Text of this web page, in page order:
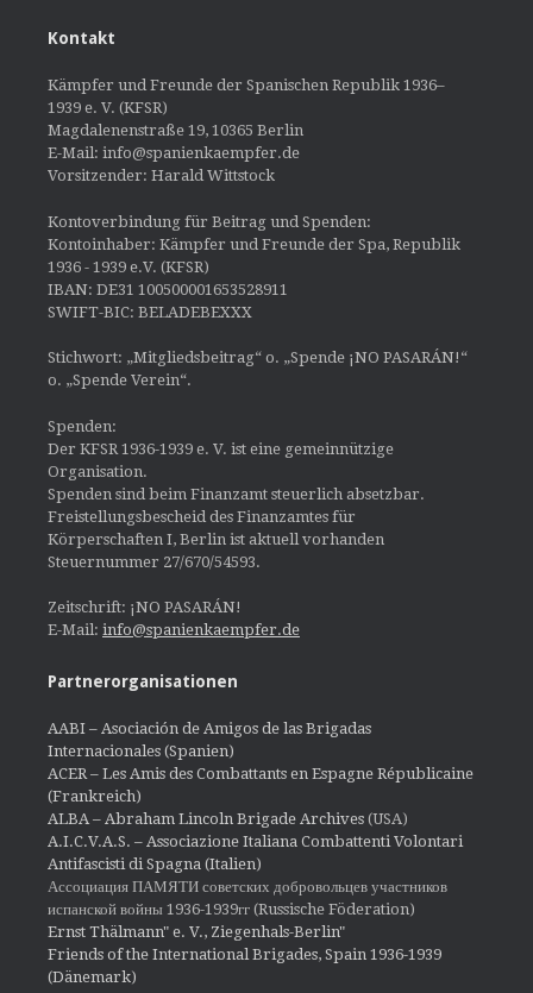
Kontakt
Kämpfer und Freunde der Spanischen Republik 1936–
1939 e. V. (KFSR)
Magdalenenstraße 19, 10365 Berlin
E-Mail: info@spanienkaempfer.de
Vorsitzender: Harald Wittstock
Kontoverbindung für Beitrag und Spenden:
Kontoinhaber: Kämpfer und Freunde der Spa, Republik
1936 - 1939 e.V. (KFSR)
IBAN: DE31 100500001653528911
SWIFT-BIC: BELADEBEXXX
Stichwort: „Mitgliedsbeitrag“ o. „Spende ¡NO PASARÁN!“
o. „Spende Verein“.
Spenden:
Der KFSR 1936-1939 e. V. ist eine gemeinnützige
Organisation.
Spenden sind beim Finanzamt steuerlich absetzbar.
Freistellungsbescheid des Finanzamtes für
Körperschaften I, Berlin ist aktuell vorhanden
Steuernummer 27/670/54593.
Zeitschrift: ¡NO PASARÁN!
E-Mail: info@spanienkaempfer.de
Partnerorganisationen
AABI – Asociación de Amigos de las Brigadas
Internacionales (Spanien)
ACER – Les Amis des Combattants en Espagne Républicaine
(Frankreich)
ALBA – Abraham Lincoln Brigade Archives (USA)
A.I.C.V.A.S. – Associazione Italiana Combattenti Volontari
Antifascisti di Spagna (Italien)
Ассоциация ПАМЯТИ советских добровольцев участников
испанской войны 1936-1939гг (Russische Föderation)
Ernst Thälmann" e. V., Ziegenhals-Berlin"
Friends of the International Brigades, Spain 1936-1939
(Dänemark)